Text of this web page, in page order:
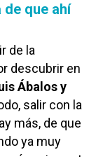
que ahí
de la
descubrir en
Ábalos y
salir con la
más, de que
ya muy